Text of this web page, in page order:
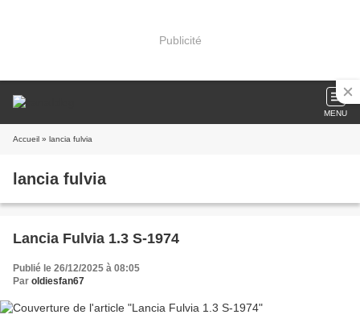
Publicité
MENU
Accueil » lancia fulvia
lancia fulvia
Lancia Fulvia 1.3 S-1974
Publié le 26/12/2025 à 08:05
Par oldiesfan67